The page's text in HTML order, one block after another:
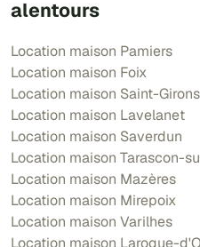
alentours
Location maison Pamiers
Location maison Foix
Location maison Saint-Girons
Location maison Lavelanet
Location maison Saverdun
Location maison Tarascon-
Location maison Mazères
Location maison Mirepoix
Location maison Varilhes
Location maison Laroque-